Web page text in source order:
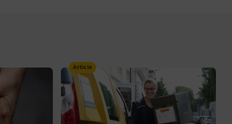
Article